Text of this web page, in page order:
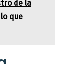
de la
que